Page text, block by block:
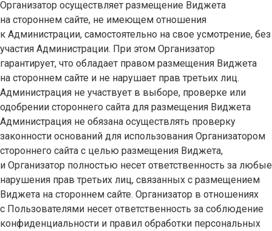
Организатор осуществляет размещение Виджета
на стороннем сайте, не имеющем отношения
к Администрации, самостоятельно на свое усмотрение, без
участия Администрации. При этом Организатор
гарантирует, что обладает правом размещения Виджета
на стороннем сайте и не нарушает прав третьих лиц.
Администрация не участвует в выборе, проверке или
одобрении стороннего сайта для размещения Виджета
Администрация не обязана осуществлять проверку
законности оснований для использования Организатором
стороннего сайта с целью размещения Виджета,
и Организатор полностью несет ответственность за любые
нарушения прав третьих лиц, связанных с размещением
Виджета на стороннем сайте. Организатор в отношениях
с Пользователями несет ответственность за соблюдение
конфиденциальности и правил обработки персональных